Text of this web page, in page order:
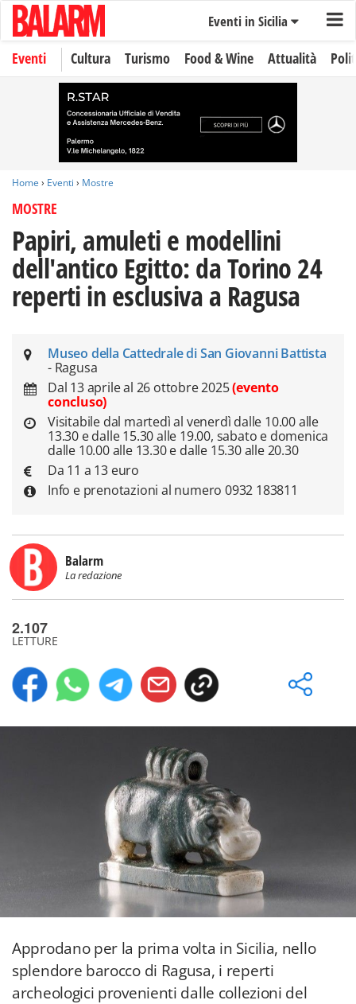
Eventi in Sicilia
Eventi Cultura Turismo Food & Wine Attualità
Home › Eventi › Mostre
MOSTRE
Papiri, amuleti e modellini
dell'antico Egitto: da Torino 24
reperti in esclusiva a Ragusa
Museo della Cattedrale di San Giovanni Battista
- Ragusa
Dal 13 aprile al 26 ottobre 2025(evento
concluso)
Visitabile dal martedì al venerdì dalle 10.00 alle
13.30 e dalle 15.30 alle 19.00, sabato e domenica
dalle 10.00 alle 13.30 e dalle 15.30 alle 20.30
Da 11 a 13 euro
Info e prenotazioni al numero 0932 183811
Balarm
La redazione
2.107
LETTURE
Approdano per la prima volta in Sicilia, nello
splendore barocco di Ragusa, i reperti
archeologici provenienti dalle collezioni del